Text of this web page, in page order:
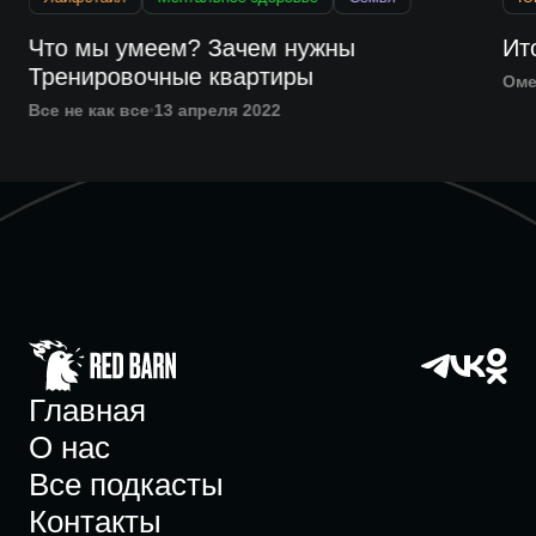
Что мы умеем? Зачем нужны
Тренировочные квартиры
Все не как все 13 апреля 2022
Главная
О нас
Все подкасты
Контакты